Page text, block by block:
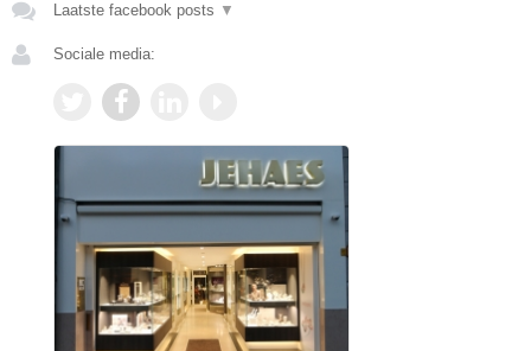
Laatste facebook posts ▼
Sociale media: